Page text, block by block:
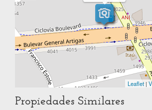
Leaflet |
Propiedades Similares